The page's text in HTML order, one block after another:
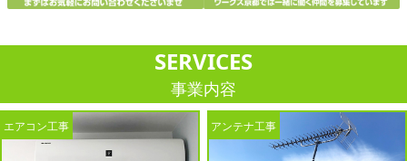
SERVICES
事業内容
エアコン工事 アンテナ工事